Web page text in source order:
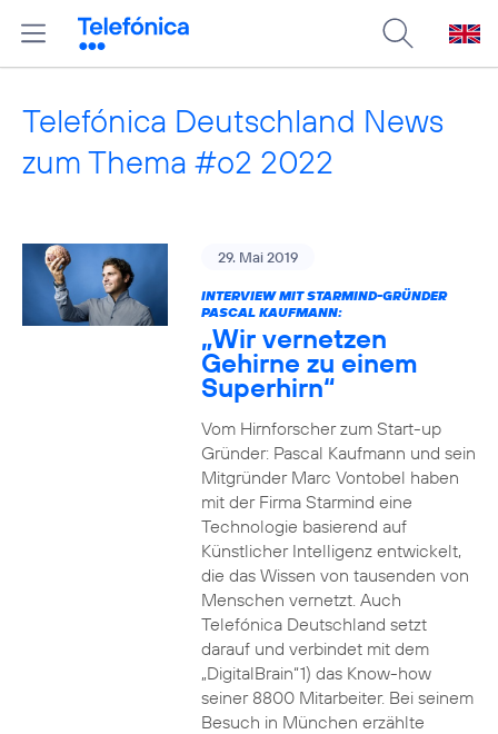
Telefónica Deutschland News
zum Thema #o2 2022
29. Mai 2019
INTERVIEW MIT STARMIND-GRÜNDER
PASCAL KAUFMANN:
„Wir vernetzen
Gehirne zu einem
Superhirn“
Vom Hirnforscher zum Start-up
Gründer: Pascal Kaufmann und sein
Mitgründer Marc Vontobel haben
mit der Firma Starmind eine
Technologie basierend auf
Künstlicher Intelligenz entwickelt,
die das Wissen von tausenden von
Menschen vernetzt. Auch
Telefónica Deutschland setzt
darauf und verbindet mit dem
„DigitalBrain“1) das Know-how
seiner 8800 Mitarbeiter. Bei seinem
Besuch in München erzählte